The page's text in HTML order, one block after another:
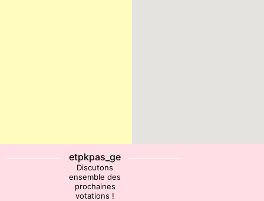
etpkpas_ge
Discutons
ensemble des
prochaines
votations !